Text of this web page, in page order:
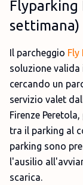
Flyparking
settimana)
Il parcheggio Fly
soluzione
cercando un
servizio valet
Firenze
tra il parking al
parking sono
l'ausilio
scarica.